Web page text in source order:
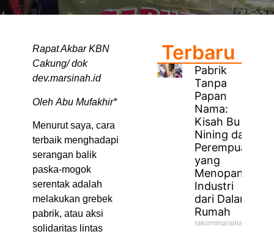
Rapat Akbar KBN
Cakung/ dok
dev.marsinah.id
Oleh Abu Mufakhir*
Menurut saya, cara
terbaik menghadapi
serangan balik
paska-mogok
serentak adalah
melakukan grebek
pabrik, atau aksi
solidaritas lintas
Terbaru
Pabrik
Tanpa
Papan
Nama:
Kisah Bu
Nining dan
Perempuan
yang
Menopang
Industri
dari Dalam
Rumah
rakommarsinahfm